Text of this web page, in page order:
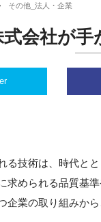
その他_法人・企業
会社が
る技術は、時代と
求められる品質基
企業の取り組みか